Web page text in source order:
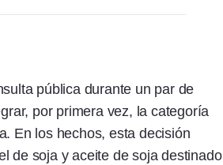
pública durante un par de
por primera vez, la categoría
En los hechos, esta decisión
de soja y aceite de soja destinado